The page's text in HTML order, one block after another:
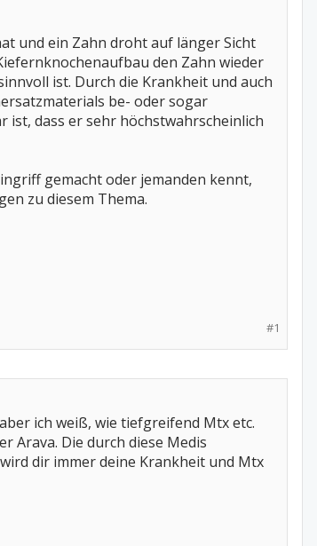
und ein Zahn droht auf länger Sicht
den Zahn wieder
ist. Durch die Krankheit und auch
be- oder sogar
ist, dass er sehr höchstwahrscheinlich
gemacht oder jemanden kennt,
zu diesem Thema.
#1
ich weiß, wie tiefgreifend Mtx etc.
Arava. Die durch diese Medis
dir immer deine Krankheit und Mtx